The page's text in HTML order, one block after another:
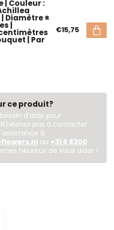
| Couleur :
Diamètre ±
|
| Par
€15,75
ce produit?
d'aide pour
pas à contacter
à
ou +31 6 8300
heureux de vous aider !